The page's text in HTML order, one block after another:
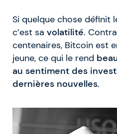
Si quelque chose définit
c’est sa volatilité.
centenaires, Bitcoin est
jeune, ce qui le rend
au sentiment des
dernières nouvelles.